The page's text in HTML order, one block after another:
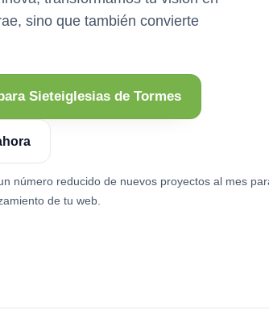
sino que también convierte
Sieteiglesias de Tormes
número reducido de nuevos proyectos al mes
de tu web.